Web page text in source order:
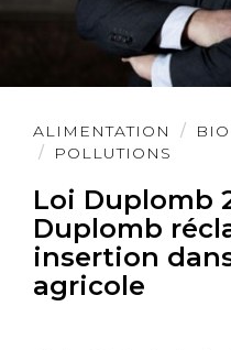
ALIMENTATION
POLLUTIONS
Loi Duplomb
Duplomb
insertion
agricole
Lire
l'article